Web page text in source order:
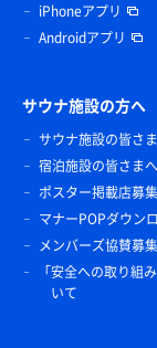
iPhoneアプリ
Androidアプリ
サウナ施設の方へ
サウナ施設の皆さ
宿泊施設の皆さまへ
ポスター掲載店募集
マナーPOPダウン
メンバーズ協賛募集
「安全への取り組
いて